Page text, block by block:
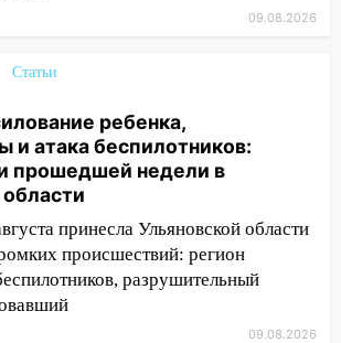
урагана в Ульяновске на
лодка
упавшее дерево
в машине двух женщин
области
девять мостов: один уже
— почти завершены
последствия
09.08.2026
Статьи
ребенка,
и атака беспилотников:
прошедшей недели в
принесла Ульяновской области
происшествий: регион
разрушительный
09.08.2026